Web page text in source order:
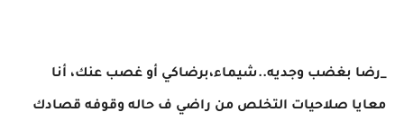
_رضا بغضب وجديه..شيماء،برضاكي أو غصب عنك، أنا
معايا صلاحيات التخلص من راضي ف حاله وقوفه قصادك